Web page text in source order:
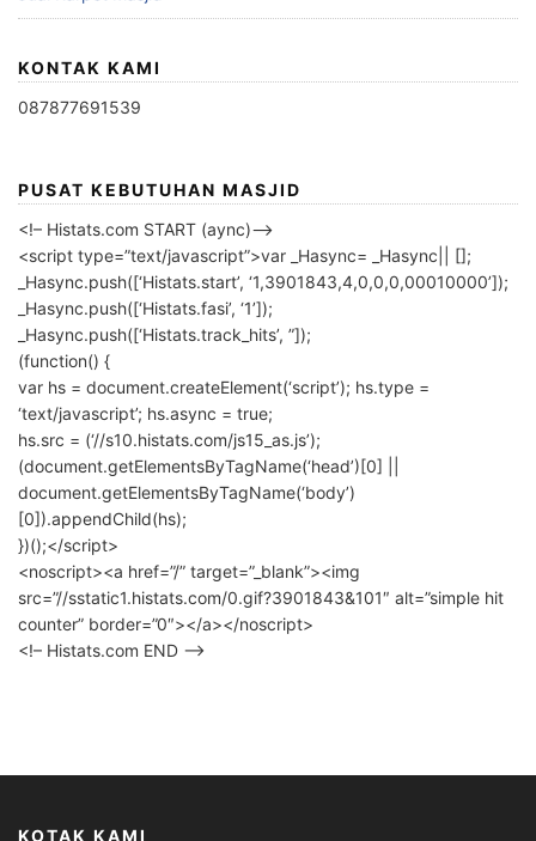
KONTAK KAMI
087877691539
PUSAT KEBUTUHAN MASJID
<!– Histats.com START (aync)–>
<script type=”text/javascript”>var _Hasync= _Hasync|| [];
_Hasync.push([‘Histats.start’, ‘1,3901843,4,0,0,0,00010000’]);
_Hasync.push([‘Histats.fasi’, ‘1’]);
_Hasync.push([‘Histats.track_hits’, ”]);
(function() {
var hs = document.createElement(‘script’); hs.type =
‘text/javascript’; hs.async = true;
hs.src = (‘//s10.histats.com/js15_as.js’);
(document.getElementsByTagName(‘head’)[0] ||
document.getElementsByTagName(‘body’)
[0]).appendChild(hs);
})();</script>
<noscript><a href=”/” target=”_blank”><img
src=”//sstatic1.histats.com/0.gif?3901843&101″ alt=”simple hit
counter” border=”0″></a></noscript>
<!– Histats.com END –>
KOTAK KAMI